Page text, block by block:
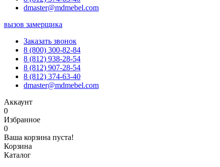
dmaster@mdmebel.com
вызов замерщика
Заказать звонок
8 (800) 300-82-84
8 (812) 938-28-54
8 (812) 907-28-54
8 (812) 374-63-40
dmaster@mdmebel.com
Аккаунт
0
Избранное
0
Ваша корзина пуста!
Корзина
Каталог